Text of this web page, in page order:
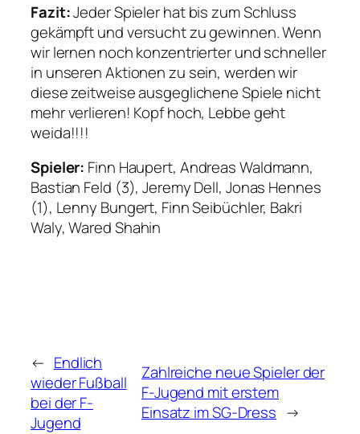
Fazit:Jeder Spieler hat bis zum Schluss
gekämpft und versucht zu gewinnen. Wenn
wir lernen noch konzentrierter und schneller
in unseren Aktionen zu sein, werden wir
diese zeitweise ausgeglichene Spiele nicht
mehr verlieren! Kopf hoch, Lebbe geht
weida!!!!
Spieler: Finn Haupert, Andreas Waldmann,
Bastian Feld (3), Jeremy Dell, Jonas Hennes
(1), Lenny Bungert, Finn Seibüchler, Bakri
Waly, Wared Shahin
← Endlich
wieder Fußball
bei der F-
Jugend
Zahlreiche neue Spieler der
F-Jugend mit erstem
Einsatz im SG-Dress →